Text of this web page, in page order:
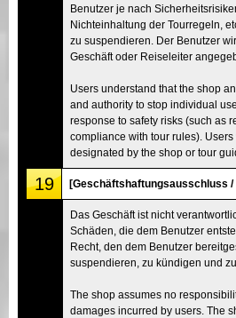
Benutzer je nach
Nichteinhaltung der Tourregeln,
zu suspendieren. Der Benutzer
Geschäft oder Reiseleiter
Users understand that the shop
and authority to stop individual
response to safety risks (such as
compliance with tour rules).
designated by the shop or tour
19 [Geschäftshaftungsausschluss
Das Geschäft ist nicht
Schäden, die dem Benutzer
Recht, den dem Benutzer
suspendieren, zu kündigen und
The shop assumes no
damages incurred by users. The